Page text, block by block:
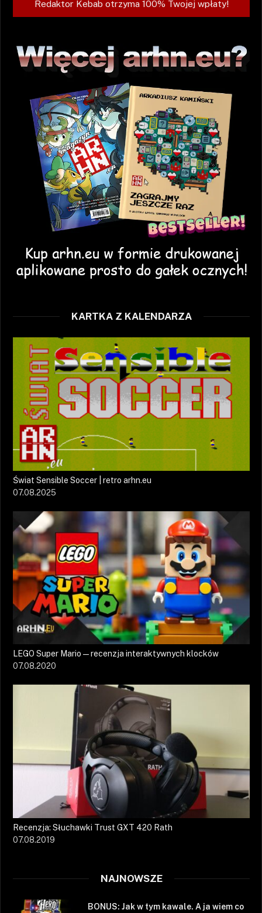
Redaktor Kebab otrzyma 100% Twojej wpłaty!
KARTKA Z KALENDARZA
Świat Sensible Soccer | retro arhn.eu
07.08.2025
LEGO Super Mario — recenzja interaktywnych klocków
07.08.2020
Recenzja: Słuchawki Trust GXT 420 Rath
07.08.2019
NAJNOWSZE
BONUS: Jak w tym kawale. A ja wiem co